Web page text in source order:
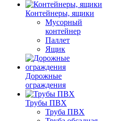
Контейнеры, ящики
Мусорный
контейнер
Паллет
Ящик
Дорожные
ограждения
Трубы ПВХ
Труба ПВХ